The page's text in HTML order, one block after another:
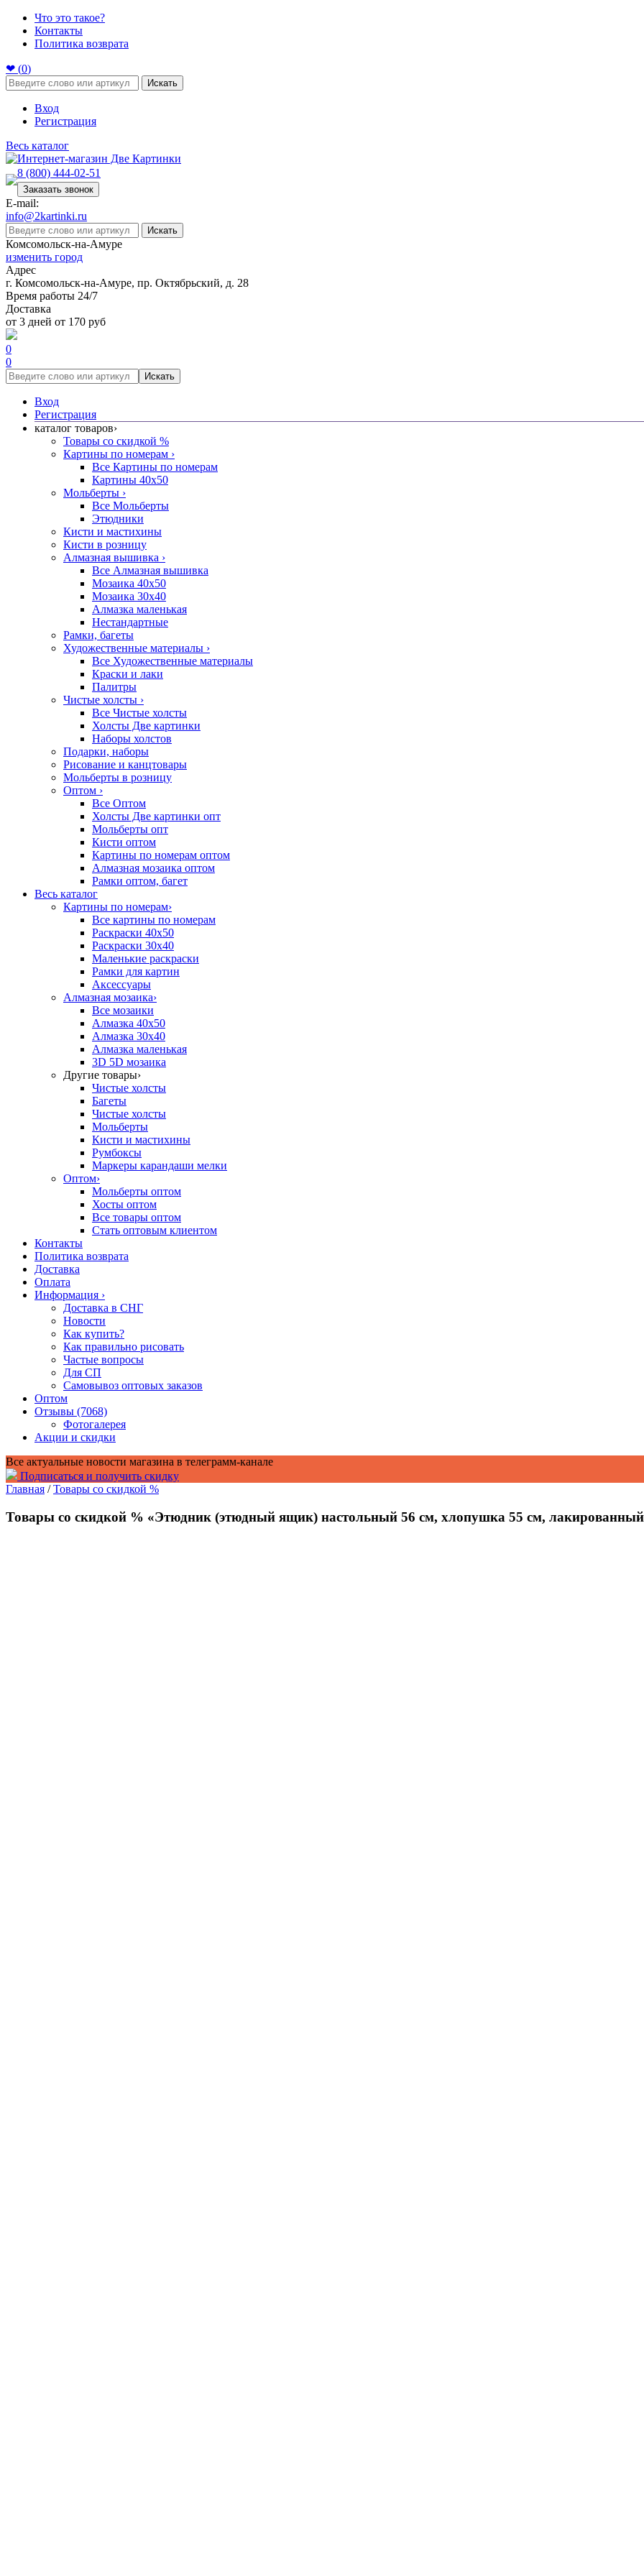
Что это такое?
Контакты
Политика возврата
❤ (0)
Искать
Вход
Регистрация
Весь каталог
8 (800) 444-02-51
Заказать звонок
E-mail:
info@2kartinki.ru
Искать
Комсомольск-на-Амуре
изменить город
Адрес
г. Комсомольск-на-Амуре, пр. Октябрьский, д. 28
Время работы 24/7
Доставка
от 3 дней от 170 руб
0
0
Искать
Вход
Регистрация
каталог товаров›
Товары со скидкой %
Картины по номерам ›
Все Картины по номерам
Картины 40x50
Мольберты ›
Все Мольберты
Этюдники
Кисти и мастихины
Кисти в розницу
Алмазная вышивка ›
Все Алмазная вышивка
Мозаика 40x50
Мозаика 30x40
Алмазка маленькая
Нестандартные
Рамки, багеты
Художественные материалы ›
Все Художественные материалы
Краски и лаки
Палитры
Чистые холсты ›
Все Чистые холсты
Холсты Две картинки
Наборы холстов
Подарки, наборы
Рисование и канцтовары
Мольберты в розницу
Оптом ›
Все Оптом
Холсты Две картинки опт
Мольберты опт
Кисти оптом
Картины по номерам оптом
Алмазная мозаика оптом
Рамки оптом, багет
Весь каталог
Картины по номерам›
Все картины по номерам
Раскраски 40х50
Раскраски 30х40
Маленькие раскраски
Рамки для картин
Аксессуары
Алмазная мозаика›
Все мозаики
Алмазка 40х50
Алмазка 30х40
Алмазка маленькая
3D 5D мозаика
Другие товары›
Чистые холсты
Багеты
Чистые холсты
Мольберты
Кисти и мастихины
Румбоксы
Маркеры карандаши мелки
Оптом›
Мольберты оптом
Хосты оптом
Все товары оптом
Стать оптовым клиентом
Контакты
Политика возврата
Доставка
Оплата
Информация ›
Доставка в СНГ
Новости
Как купить?
Как правильно рисовать
Частые вопросы
Для СП
Самовывоз оптовых заказов
Оптом
Отзывы (7068)
Фотогалерея
Акции и скидки
Все актуальные новости магазина в телеграмм-канале
Подписаться и получить скидку
Главная /Товары со скидкой %
Товары со скидкой % «Этюдник (этюдный ящик) настольный 56 см, хлопушка 55 см,